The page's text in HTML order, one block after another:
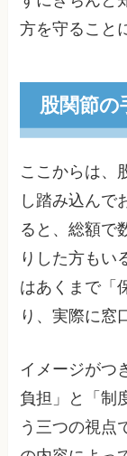
方を守ること
股関節の
ここからは、
し踏み込んで
ると、総額で
りした方もい
はあくまで「
り、実際に窓
イメージがつ
負担」と「制
う三つの視点